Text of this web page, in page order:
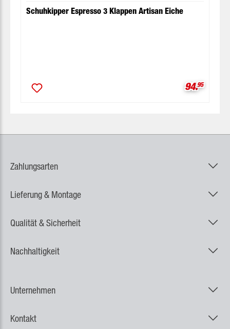
Schuhkipper Espresso 3 Klappen Artisan Eiche
94.95
Zahlungsarten
Lieferung & Montage
Qualität & Sicherheit
Nachhaltigkeit
Unternehmen
Kontakt